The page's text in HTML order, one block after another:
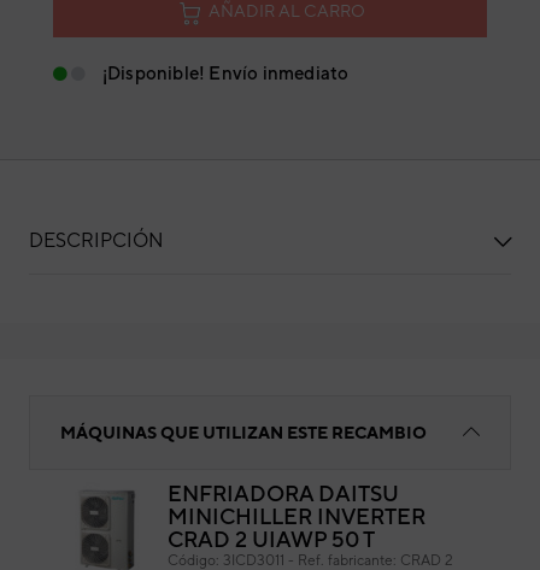
AÑADIR AL CARRO
¡Disponible! Envío inmediato
DESCRIPCIÓN
MÁQUINAS QUE UTILIZAN ESTE RECAMBIO
ENFRIADORA DAITSU
MINICHILLER INVERTER
CRAD 2 UIAWP 50 T
Código: 3ICD3011 - Ref. fabricante: CRAD 2